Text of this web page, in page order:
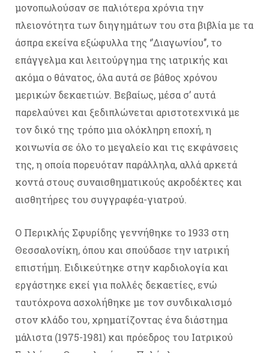
μονοπωλούσαν σε παλιότερα χρόνια την
πλειονότητα των διηγημάτων του στα βιβλία με τα
άσπρα εκείνα εξώφυλλα της ‘’Διαγωνίου’’, το
επάγγελμα και λειτούργημα της ιατρικής και
ακόμα ο θάνατος, όλα αυτά σε βάθος χρόνου
μερικών δεκαετιών. Βεβαίως, μέσα σ’ αυτά
παρελαύνει και ξεδιπλώνεται αριστοτεχνικά με
τον δικό της τρόπο μια ολόκληρη εποχή, η
κοινωνία σε όλο το μεγαλείο και τις εκφάνσεις
της, η οποία πορευόταν παράλληλα, αλλά αρκετά
κοντά στους συναισθηματικούς ακροδέκτες και
αισθητήρες του συγγραφέα-γιατρού.
Ο Περικλής Σφυρίδης γεννήθηκε το 1933 στη
Θεσσαλονίκη, όπου και σπούδασε την ιατρική
επιστήμη. Ειδικεύτηκε στην καρδιολογία και
εργάστηκε εκεί για πολλές δεκαετίες, ενώ
ταυτόχρονα ασχολήθηκε με τον συνδικαλισμό
στον κλάδο του, χρηματίζοντας ένα διάστημα
μάλιστα (1975-1981) και πρόεδρος του Ιατρικού